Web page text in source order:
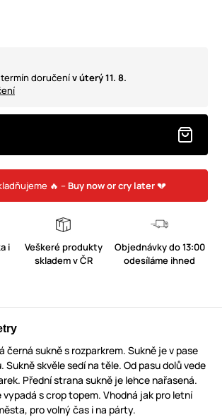
doručenív úterý 11. 8.
🔥 – Buy now or cry later💔
i
Veškeré produkty
skladem v ČR
Objednávky do 13:00
odesíláme ihned
černá sukně s rozparkrem. Sukně je v pase
Sukně skvěle sedí na těle. Od pasu dolů vede
Přední strana sukně je lehce nařasená.
vypadá s crop topem. Vhodná jak pro letní
pro volný čas i na párty.